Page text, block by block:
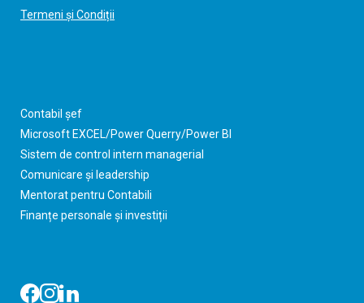
Termeni și Condiții
Contabil șef
Microsoft EXCEL/Power Querry/Power BI
Sistem de control intern managerial
Comunicare și leadership
Mentorat pentru Contabili
Finanțe personale și investiții